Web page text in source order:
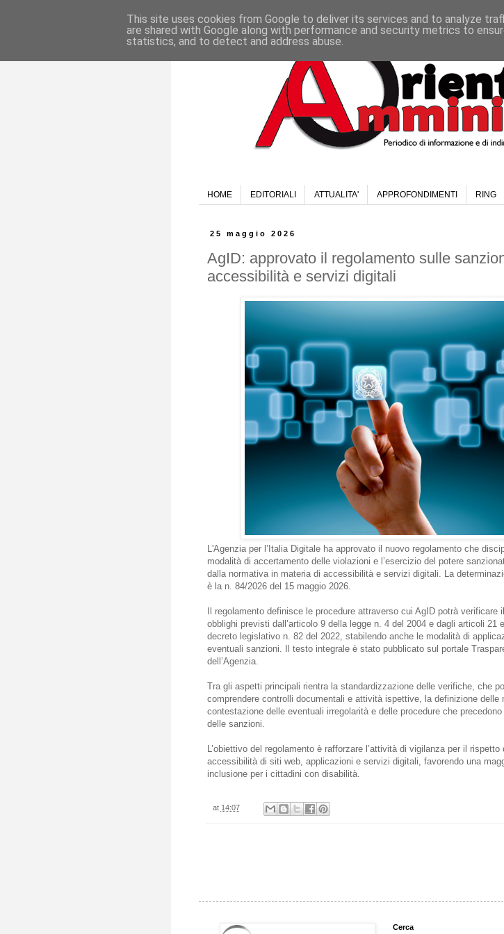
HOME EDITORIALI ATTUALITA' APPROFONDIMENTI RING
25 maggio 2026
AgID: approvato il regolamento sulle
accessibilità e servizi digitali
L'Agenzia per l’Italia Digitale ha approvato il nuovo regolamento che
modalità di accertamento delle violazioni e l’esercizio del potere
dalla normativa in materia di accessibilità e servizi digitali. La
è la n. 84/2026 del 15 maggio 2026.
Il regolamento definisce le procedure attraverso cui AgID potrà verificare
obblighi previsti dall’articolo 9 della legge n. 4 del 2004 e dagli articoli 21
decreto legislativo n. 82 del 2022, stabilendo anche le modalità di
eventuali sanzioni. Il testo integrale è stato pubblicato sul portale
dell’Agenzia.
Tra gli aspetti principali rientra la standardizzazione delle verifiche, che
comprendere controlli documentali e attività ispettive, la definizione delle
contestazione delle eventuali irregolarità e delle procedure che precedono
delle sanzioni.
L’obiettivo del regolamento è rafforzare l’attività di vigilanza per il rispetto
accessibilità di siti web, applicazioni e servizi digitali, favorendo una
inclusione per i cittadini con disabilità.
at 14:07
Cerca
This site uses cookies from Google to deliver its services and to analyze
are shared with Google along with performance and security metrics to
statistics, and to detect and address abuse.